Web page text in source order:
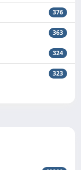
376
363
324
323